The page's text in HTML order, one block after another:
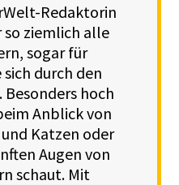
Redaktorin
so ziemlich alle
sogar für
durch den
hoch
Anblick von
Katzen oder
Augen von
schaut. Mit